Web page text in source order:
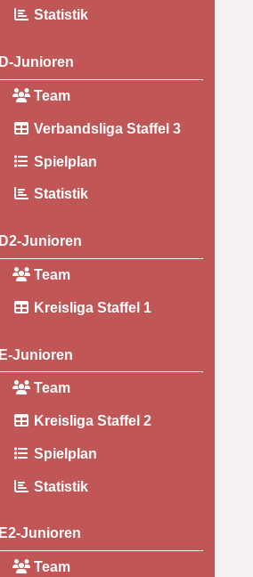
Statistik
D-Junioren
Team
Verbandsliga Staffel 3
Spielplan
Statistik
D2-Junioren
Team
Kreisliga Staffel 1
E-Junioren
Team
Kreisliga Staffel 2
Spielplan
Statistik
E2-Junioren
Team